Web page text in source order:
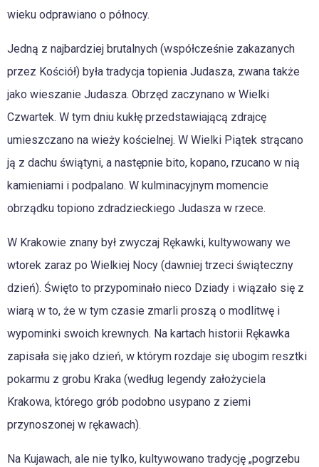
wieku odprawiano o północy.
Jedną z najbardziej brutalnych (współcześnie zakazanych
przez Kościół) była tradycja topienia Judasza, zwana także
jako wieszanie Judasza. Obrzęd zaczynano w Wielki
Czwartek. W tym dniu kukłę przedstawiającą zdrajcę
umieszczano na wieży kościelnej. W Wielki Piątek strącano
ją z dachu świątyni, a następnie bito, kopano, rzucano w nią
kamieniami i podpalano. W kulminacyjnym momencie
obrządku topiono zdradzieckiego Judasza w rzece.
W Krakowie znany był zwyczaj Rękawki, kultywowany we
wtorek zaraz po Wielkiej Nocy (dawniej trzeci świąteczny
dzień). Święto to przypominało nieco Dziady i wiązało się z
wiarą w to, że w tym czasie zmarli proszą o modlitwę i
wypominki swoich krewnych. Na kartach historii Rękawka
zapisała się jako dzień, w którym rozdaje się ubogim resztki
pokarmu z grobu Kraka (według legendy założyciela
Krakowa, którego grób podobno usypano z ziemi
przynoszonej w rękawach).
Na Kujawach, ale nie tylko, kultywowano tradycję „pogrzebu